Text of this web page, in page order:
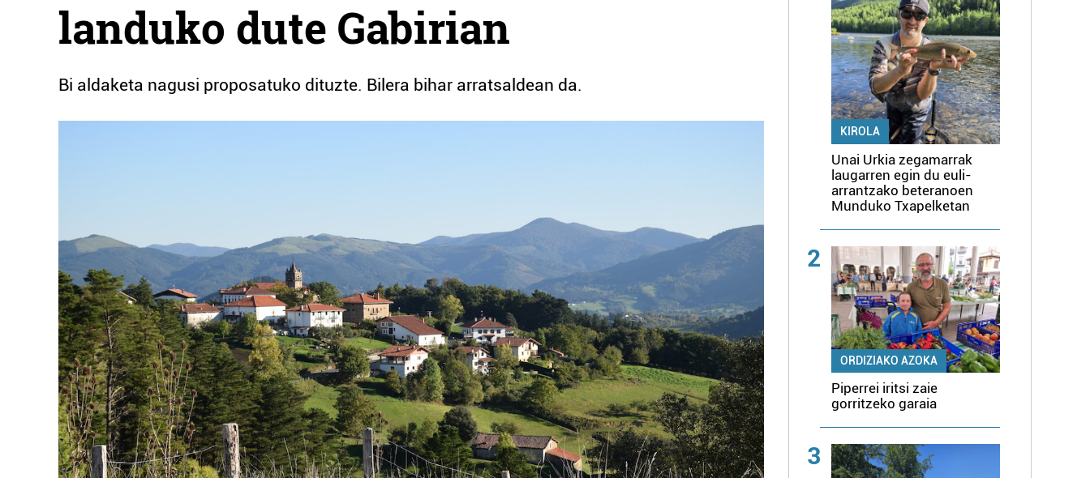
landuko dute Gabirian
Bi aldaketa nagusi proposatuko dituzte. Bilera bihar arratsaldean da.
KIROLA
Unai Urkia zegamarrak
laugarren egin du euli-
arrantzako beteranoen
Munduko Txapelketan
2
ORDIZIAKO AZOKA
Piperrei iritsi zaie
gorritzeko garaia
3